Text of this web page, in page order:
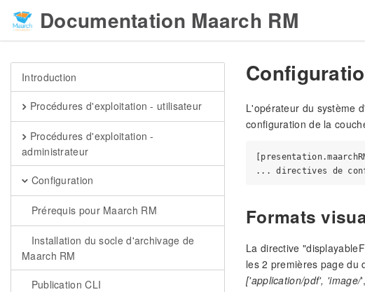
Documentation Maarch RM
Introduction
Procédures d'exploitation - utilisateur
Procédures d'exploitation -
administrateur
Configuration
Prérequis pour Maarch RM
Installation du socle d'archivage de
Maarch RM
Publication CLI
L'opérateur du système
configuration de la
Formats
La directive
les 2 premières page du
['application/pdf', 'image/